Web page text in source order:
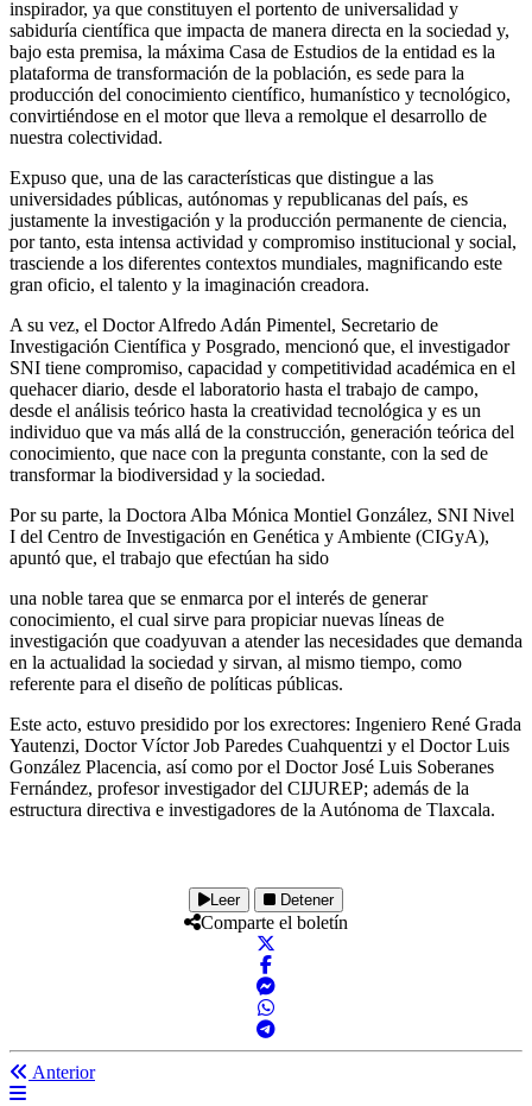
inspirador, ya que constituyen el portento de universalidad y
sabiduría científica que impacta de manera directa en la sociedad y,
bajo esta premisa, la máxima Casa de Estudios de la entidad es la
plataforma de transformación de la población, es sede para la
producción del conocimiento científico, humanístico y tecnológico,
convirtiéndose en el motor que lleva a remolque el desarrollo de
nuestra colectividad.
Expuso que, una de las características que distingue a las
universidades públicas, autónomas y republicanas del país, es
justamente la investigación y la producción permanente de ciencia,
por tanto, esta intensa actividad y compromiso institucional y social,
trasciende a los diferentes contextos mundiales, magnificando este
gran oficio, el talento y la imaginación creadora.
A su vez, el Doctor Alfredo Adán Pimentel, Secretario de
Investigación Científica y Posgrado, mencionó que, el investigador
SNI tiene compromiso, capacidad y competitividad académica en el
quehacer diario, desde el laboratorio hasta el trabajo de campo,
desde el análisis teórico hasta la creatividad tecnológica y es un
individuo que va más allá de la construcción, generación teórica del
conocimiento, que nace con la pregunta constante, con la sed de
transformar la biodiversidad y la sociedad.
Por su parte, la Doctora Alba Mónica Montiel González, SNI Nivel
I del Centro de Investigación en Genética y Ambiente (CIGyA),
apuntó que, el trabajo que efectúan ha sido
una noble tarea que se enmarca por el interés de generar
conocimiento, el cual sirve para propiciar nuevas líneas de
investigación que coadyuvan a atender las necesidades que demanda
en la actualidad la sociedad y sirvan, al mismo tiempo, como
referente para el diseño de políticas públicas.
Este acto, estuvo presidido por los exrectores: Ingeniero René Grada
Yautenzi, Doctor Víctor Job Paredes Cuahquentzi y el Doctor Luis
González Placencia, así como por el Doctor José Luis Soberanes
Fernández, profesor investigador del CIJUREP; además de la
estructura directiva e investigadores de la Autónoma de Tlaxcala.
Leer Detener
Comparte el boletín
Anterior